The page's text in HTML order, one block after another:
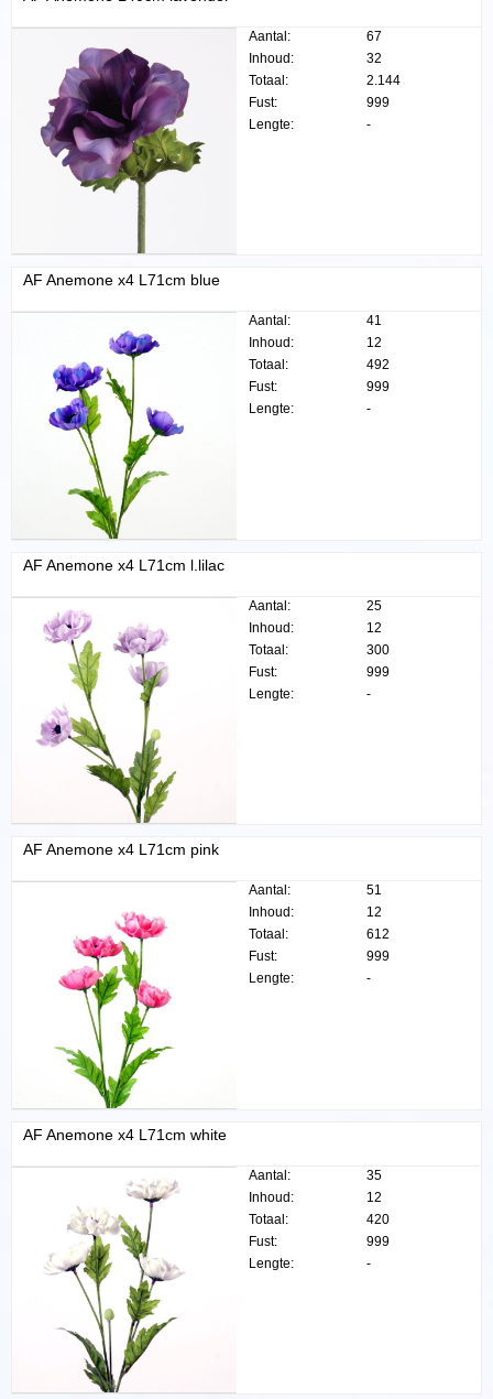
Aantal:
67
Inhoud:
32
Totaal:
2.144
Fust:
999
Lengte:
-
AF Anemone x4 L71cm blue
Aantal:
41
Inhoud:
12
Totaal:
492
Fust:
999
Lengte:
-
AF Anemone x4 L71cm l.lilac
Aantal:
25
Inhoud:
12
Totaal:
300
Fust:
999
Lengte:
-
AF Anemone x4 L71cm pink
Aantal:
51
Inhoud:
12
Totaal:
612
Fust:
999
Lengte:
-
AF Anemone x4 L71cm white
Aantal:
35
Inhoud:
12
Totaal:
420
Fust:
999
Lengte:
-